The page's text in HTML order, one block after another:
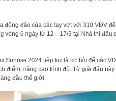
đông đảo của các tay vợt với 310 VĐV
vòng 6 ngày từ 12 – 17/3 tại Nhà thi đấu
Sunrise 2024 tiếp tục là cơ hội để các
điểm, nâng cao trình độ. Từ giải đấu này
đầu thế giới.